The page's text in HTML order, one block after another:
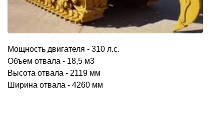
Мощность двигателя - 310 л.с.
Объем отвала - 18,5 м3
Высота отвала - 2119 мм
Ширина отвала - 4260 мм